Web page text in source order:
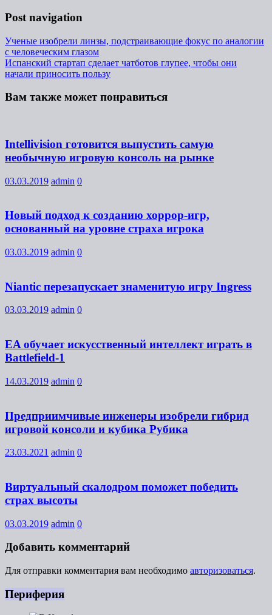
Post navigation
Ученые изобрели линзы, подстраивающие фокус по аналогии
с человеческим глазом
Испанский стартап сделает чатботов глупее, чтобы они
начали приносить пользу
Вам также может понравиться
Intellivision готовится выпустить самую
необычную игровую консоль на рынке
03.03.2019 admin 0
Новый подход к созданию хоррор-игр,
основанный на уровне страха игрока
03.03.2019 admin 0
Niantic перезапускает знаменитую игру Ingress
03.03.2019 admin 0
EA обучает искусственный интеллект играть в
Battlefield-1
14.03.2019 admin 0
Предприимчивые инженеры изобрели гибрид
игровой консоли и кубика Рубика
23.03.2021 admin 0
Виртуальный скалодром поможет победить
страх высоты
03.03.2019 admin 0
Добавить комментарий
Для отправки комментария вам необходимо авторизоваться.
Периферия